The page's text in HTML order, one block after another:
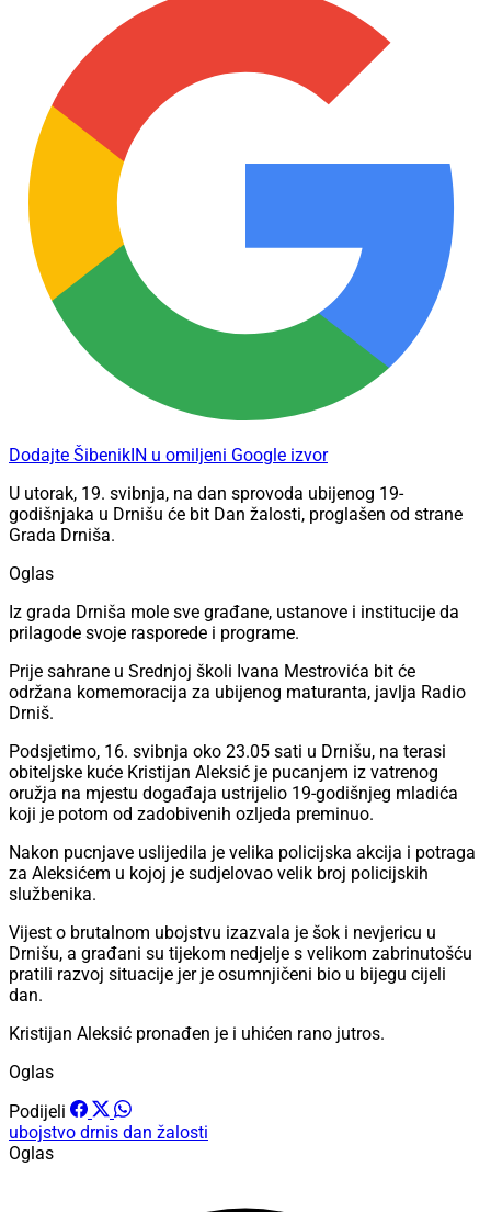
Dodajte ŠibenikIN u omiljeni Google izvor
U utorak, 19. svibnja, na dan sprovoda ubijenog 19-
godišnjaka u Drnišu će bit Dan žalosti, proglašen od strane
Grada Drniša.
Oglas
Iz grada Drniša mole sve građane, ustanove i institucije da
prilagode svoje rasporede i programe.
Prije sahrane u Srednjoj školi Ivana Mestrovića bit će
održana komemoracija za ubijenog maturanta, javlja Radio
Drniš.
Podsjetimo, 16. svibnja oko 23.05 sati u Drnišu, na terasi
obiteljske kuće Kristijan Aleksić je pucanjem iz vatrenog
oružja na mjestu događaja ustrijelio 19-godišnjeg mladića
koji je potom od zadobivenih ozljeda preminuo.
Nakon pucnjave uslijedila je velika policijska akcija i potraga
za Aleksićem u kojoj je sudjelovao velik broj policijskih
službenika.
Vijest o brutalnom ubojstvu izazvala je šok i nevjericu u
Drnišu, a građani su tijekom nedjelje s velikom zabrinutošću
pratili razvoj situacije jer je osumnjičeni bio u bijegu cijeli
dan.
Kristijan Aleksić pronađen je i uhićen rano jutros.
Oglas
Podijeli
ubojstvo drnis dan žalosti
Oglas